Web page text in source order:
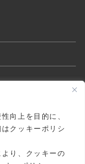
向上を目的に、
クッキーポリシ
り、クッキーの
利用規約